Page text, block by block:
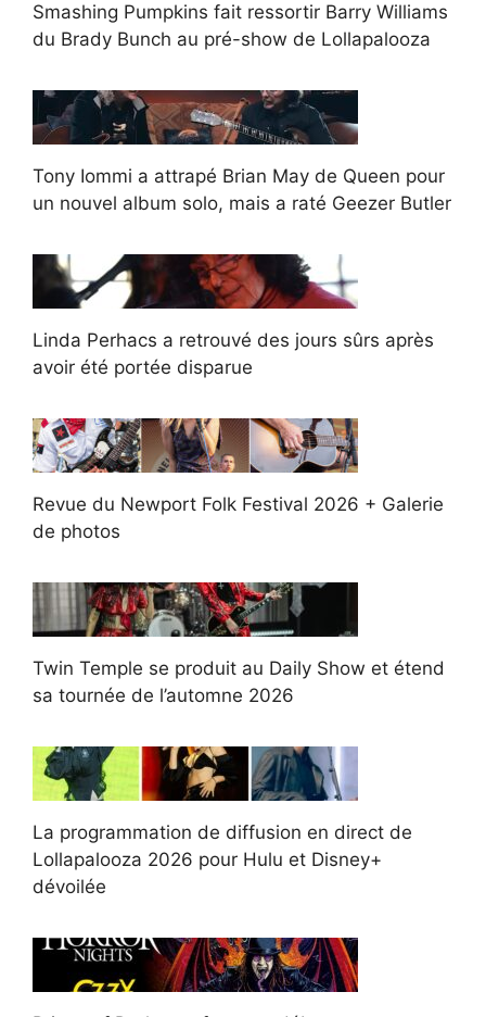
Smashing Pumpkins fait ressortir Barry Williams
du Brady Bunch au pré-show de Lollapalooza
Tony Iommi a attrapé Brian May de Queen pour
un nouvel album solo, mais a raté Geezer Butler
Linda Perhacs a retrouvé des jours sûrs après
avoir été portée disparue
Revue du Newport Folk Festival 2026 + Galerie
de photos
Twin Temple se produit au Daily Show et étend
sa tournée de l’automne 2026
La programmation de diffusion en direct de
Lollapalooza 2026 pour Hulu et Disney+
dévoilée